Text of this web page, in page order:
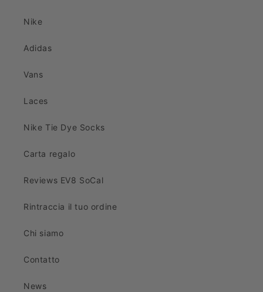
Nike
Adidas
Vans
Laces
Nike Tie Dye Socks
Carta regalo
Reviews EV8 SoCal
Rintraccia il tuo ordine
Chi siamo
Contatto
News